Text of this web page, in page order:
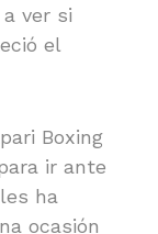
ver si
el
Boxing
ir ante
ha
ocasión